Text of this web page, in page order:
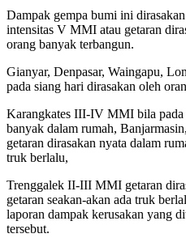
Dampak gempa bumi ini
intensitas V MMI atau getaran
orang banyak terbangun.
Gianyar, Denpasar, Waingapu,
pada siang hari dirasakan oleh
Karangkates III-IV MMI bila pada
banyak dalam rumah,
getaran dirasakan nyata dalam
truk berlalu,
Trenggalek II-III MMI getaran
getaran seakan-akan ada truk
laporan dampak kerusakan yang
tersebut.